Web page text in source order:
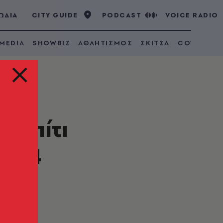
CITY GUIDE PODCAST VOICE RADIO
SHOWBIZ ΑΘΛΗΤΙΣΜΟΣ ΣΚΙΤΣΑ COVID 19